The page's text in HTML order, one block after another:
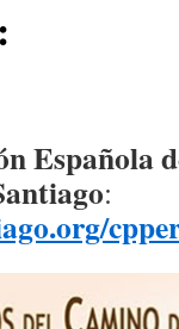
Española
: